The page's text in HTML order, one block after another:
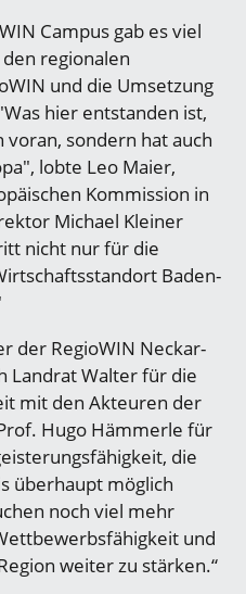
Campus gab es viel
regionalen
und die Umsetzung
hier entstanden ist,
sondern hat auch
lobte Leo Maier,
Kommission in
Michael Kleiner
nicht nur für die
Baden-
der RegioWIN Neckar-
Landrat Walter für die
mit den Akteuren der
Hugo Hämmerle für
die
überhaupt möglich
noch viel mehr
und
weiter zu stärken.“